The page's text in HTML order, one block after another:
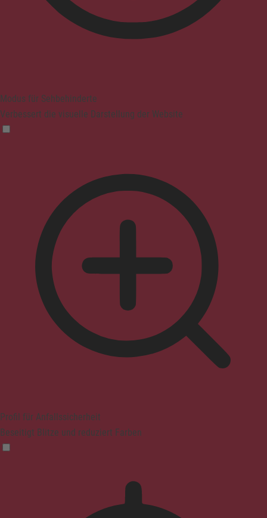
Modus für Sehbehinderte
Verbessert die visuelle Darstellung der Website
Profil für Anfallssicherheit
Beseitigt Blitze und reduziert Farben